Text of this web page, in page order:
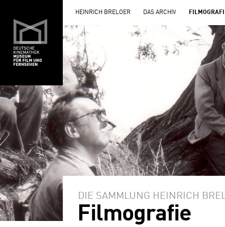
HEINRICH BRELOER DAS ARCHIV
DIE SAMMLUNG HEINRICH
Filmografie